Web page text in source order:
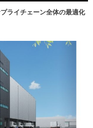
ライチェーン全体の最適化